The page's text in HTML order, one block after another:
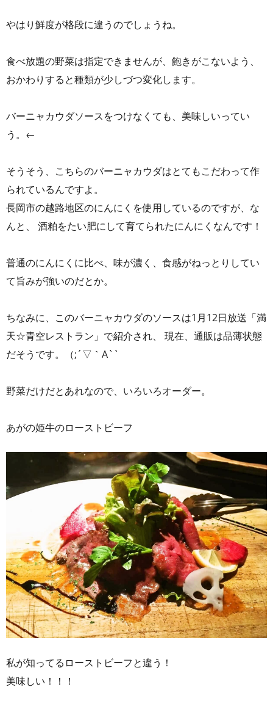
やはり鮮度が格段に違うのでしょうね。
食べ放題の野菜は指定できませんが、飽きがこないよう、
おかわりすると種類が少しづつ変化します。
バーニャカウダソースをつけなくても、美味しいってい
う。←
そうそう、こちらのバーニャカウダはとてもこだわって作
られているんですよ。
長岡市の越路地区のにんにくを使用しているのですが、な
んと、 酒粕をたい肥にして育てられたにんにくなんです！
普通のにんにくに比べ、味が濃く、食感がねっとりしてい
て旨みが強いのだとか。
ちなみに、このバーニャカウダのソースは1月12日放送「満
天☆青空レストラン」で紹介され、 現在、通販は品薄状態
だそうです。（;´▽｀A``
野菜だけだとあれなので、いろいろオーダー。
あがの姫牛のローストビーフ
私が知ってるローストビーフと違う！
美味しい！！！